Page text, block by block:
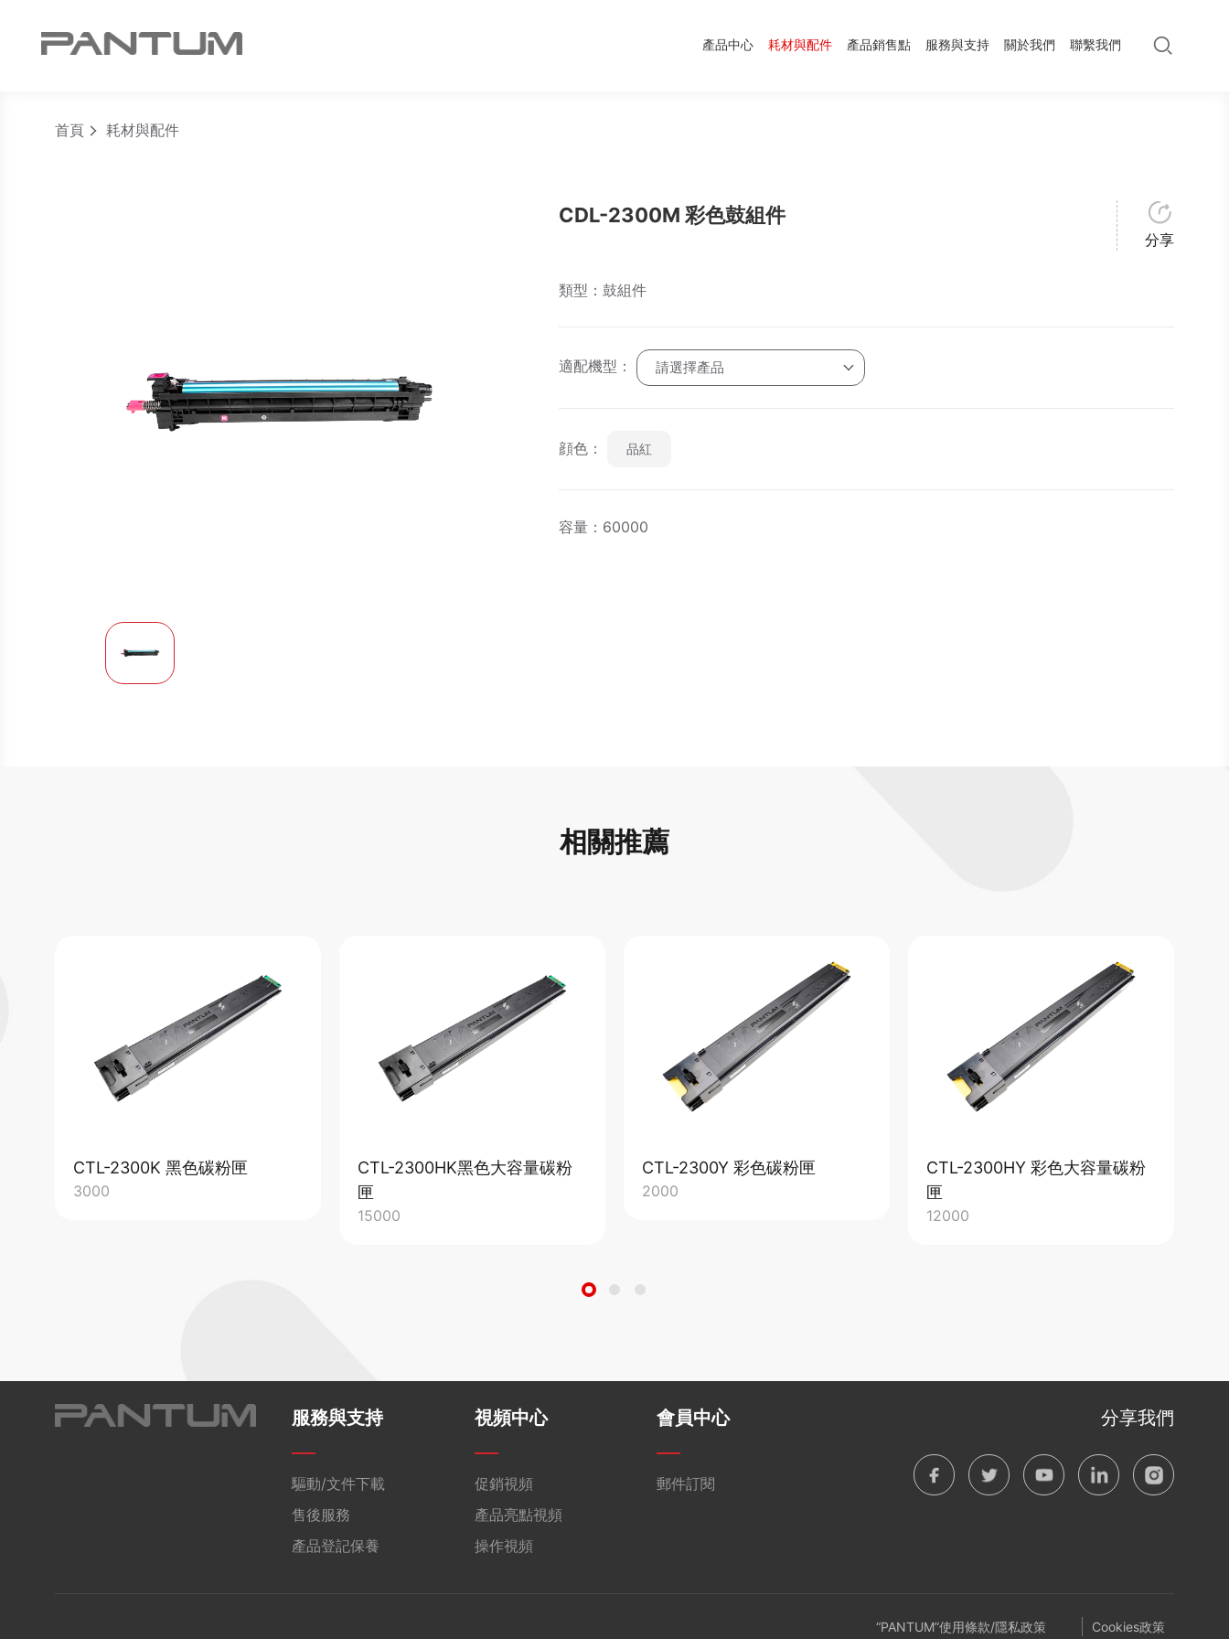
產品中心 耗材與配件 產品銷售點 服務與支持 關於我們 聯繫我們
首頁 耗材與配件
CDL-2300M 彩色鼓組件
類型：鼓組件
適配機型： 請選擇產品
顔色： 品紅
容量：60000
分享
相關推薦
CTL-2300K 黑色碳粉匣
3000
CTL-2300HK黑色大容量碳粉
匣
15000
CTL-2300Y 彩色碳粉匣
2000
CTL-2300HY 彩色大容量碳粉
匣
12000
服務與支持
驅動/文件下載
售後服務
產品登記保養
視頻中心
促銷視頻
產品亮點視頻
操作視頻
會員中心
郵件訂閱
分享我們
“PANTUM”使用條款/隱私政策 Cookies政策